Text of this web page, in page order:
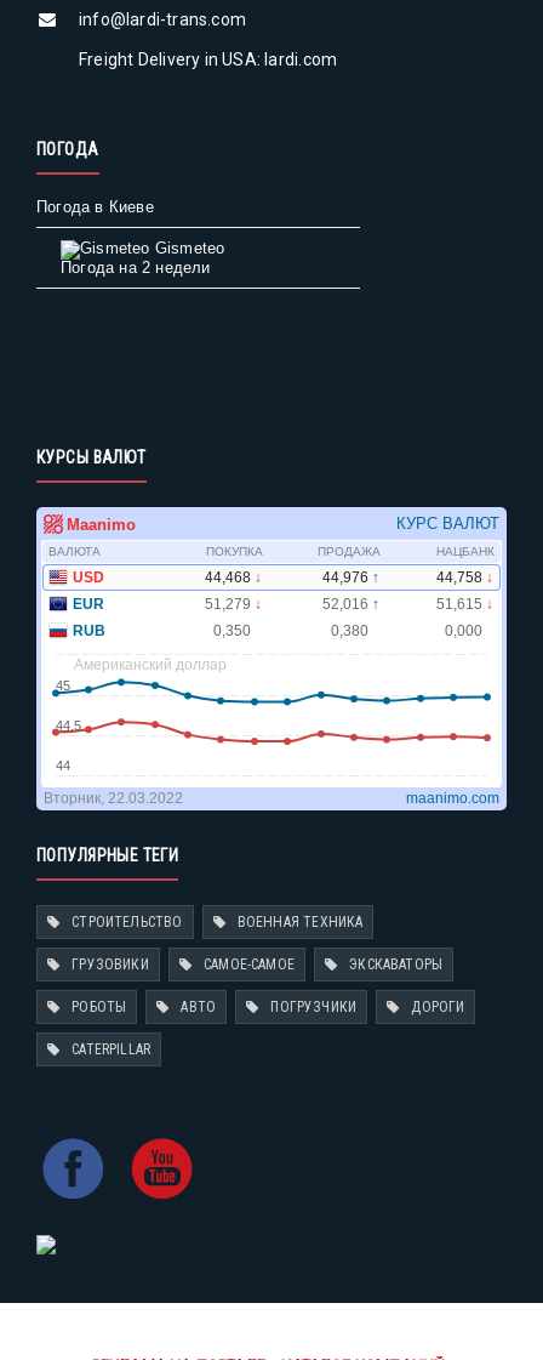
info@lardi-trans.com
Freight Delivery in USA: lardi.com
ПОГОДА
Погода в Киеве
Gismeteo
Погода на 2 недели
КУРСЫ ВАЛЮТ
ПОПУЛЯРНЫЕ ТЕГИ
СТРОИТЕЛЬСТВО ВОЕННАЯ ТЕХНИКА
ГРУЗОВИКИ САМОЕ-САМОЕ ЭКСКАВАТОРЫ
РОБОТЫ АВТО ПОГРУЗЧИКИ ДОРОГИ
CATERPILLAR